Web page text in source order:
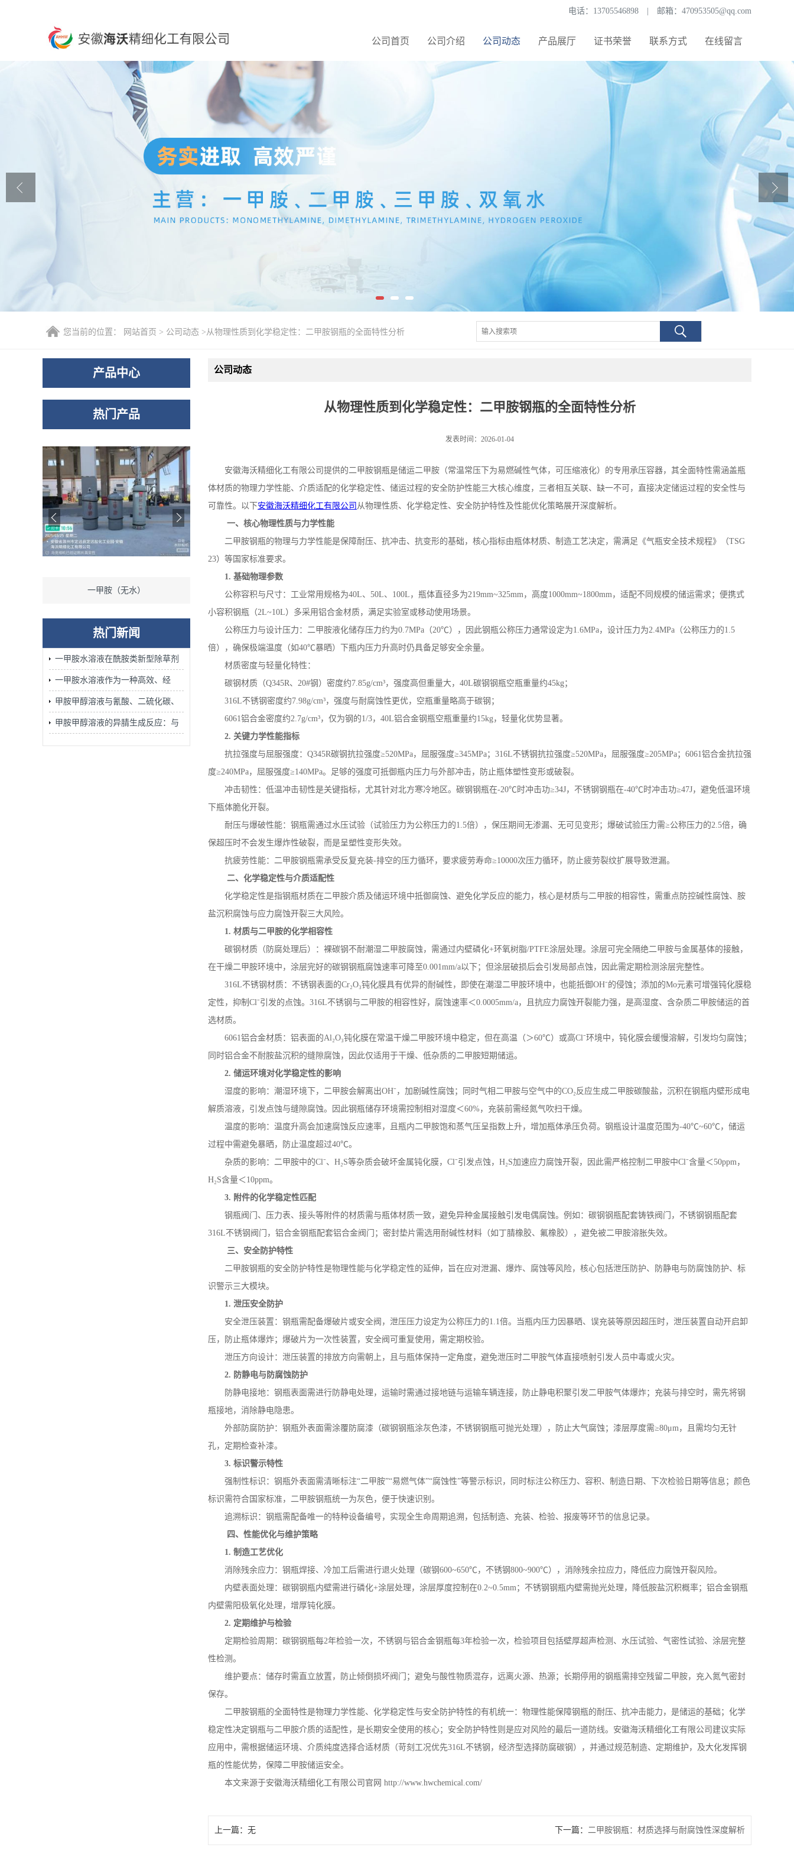
电话： 13705546898 邮箱： 470953505@qq.com
公司首页 公司介绍 公司动态 产品展厅 证书荣誉 联系方式 在线留言
公司首页
联系方式
在线留言
您当前的位置： 网站首页 > 公司动态 > 从物理性质到化学稳定性：二甲胺钢瓶的全面特性分析
产品中心
热门产品
一甲胺（无水） 二甲胺水溶液 二甲胺（无水） 一甲胺水溶液
热门新闻
一甲胺水溶液在酰胺类新型除草剂
的合成中发挥着不可替代的作用
一甲胺水溶液作为一种高效、经
济、安全的胺化试剂广泛应用
甲胺甲醇溶液与氰酸、二硫化碳、
腈、环氧化物的加成反应：含氮杂
甲胺甲醇溶液的异腈生成反应：与
公司动态
从物理性质到化学稳定性：二甲胺钢瓶的全面特性分析
发表时间：2026-01-04
安徽海沃精细化工有限公司提供的二甲胺钢瓶是储运二甲胺（常温常压下为易燃碱性气体，可压缩液化）的专用承压容器，其全面特性需涵盖瓶
体材质的物理力学性能、介质适配的化学稳定性、储运过程的安全防护性能三大核心维度，三者相互关联、缺一不可，直接决定储运过程的安全性与
可靠性。以下安徽海沃精细化工有限公司 从物理性质、化学稳定性、安全防护特性及性能优化策略展开深度解析。
一、核心物理性质与力学性能
二甲胺钢瓶的物理与力学性能是保障耐压、抗冲击、抗变形的基础，核心指标由瓶体材质、制造工艺决定，需满足《气瓶安全技术规程》（TSG
23）等国家标准要求。
1.基础物理参数
公称容积与尺寸：工业常用规格为40L、 50L、 100L ，瓶体直径多为219mm~325mm ，高度1000mm~1800mm ，适配不同规模的储运需求；便携式
小容积钢瓶（2L~10L）多采用铝合金材质，满足实验室或移动使用场景。
公称压力与设计压力：二甲胺液化储存压力约为0.7MPa （20℃），因此钢瓶公称压力通常设定为1.6MPa，设计压力为2.4MPa （公称压力的1.5
倍），确保极端温度（如40℃暴晒）下瓶内压力升高时仍具备足够安全余量。
材质密度与轻量化特性：
碳钢材质（Q345R、 20#钢）密度约7.85g/cm³，强度高但重量大， 40L碳钢钢瓶空瓶重量约45kg；
316L不锈钢密度约7.98g/cm³，强度与耐腐蚀性更优，空瓶重量略高于碳钢；
6061 铝合金密度约2.7g/cm³，仅为钢的1/3， 40L铝合金钢瓶空瓶重量约15kg，轻量化优势显著。
2. 关键力学性能指标
抗拉强度与屈服强度： Q345R碳钢抗拉强度≥520MPa，屈服强度≥345MPa； 316L不锈钢抗拉强度≥520MPa，屈服强度≥205MPa； 6061 铝合金抗拉强
度≥240MPa，屈服强度≥140MPa。足够的强度可抵御瓶内压力与外部冲击，防止瓶体塑性变形或破裂。
冲击韧性：低温冲击韧性是关键指标，尤其针对北方寒冷地区。碳钢钢瓶在-20℃时冲击功≥34J，不锈钢钢瓶在-40℃时冲击功≥47J，避免低温环境
下瓶体脆化开裂。
耐压与爆破性能：钢瓶需通过水压试验（试验压力为公称压力的1.5倍），保压期间无渗漏、无可见变形；爆破试验压力需≥公称压力的2.5倍，确
保超压时不会发生爆炸性破裂，而是呈塑性变形失效。
抗疲劳性能：二甲胺钢瓶需承受反复充装-排空的压力循环，要求疲劳寿命≥10000次压力循环，防止疲劳裂纹扩展导致泄漏。
二、化学稳定性与介质适配性
化学稳定性是指钢瓶材质在二甲胺介质及储运环境中抵御腐蚀、避免化学反应的能力，核心是材质与二甲胺的相容性，需重点防控碱性腐蚀、胺
盐沉积腐蚀与应力腐蚀开裂三大风险。
1.材质与二甲胺的化学相容性
碳钢材质（防腐处理后）：裸碳钢不耐潮湿二甲胺腐蚀，需通过内壁磷化+环氧树脂/PTFE涂层处理。涂层可完全隔绝二甲胺与金属基体的接触，
在干燥二甲胺环境中，涂层完好的碳钢钢瓶腐蚀速率可降至0.001mm/a以下；但涂层破损后会引发局部点蚀，因此需定期检测涂层完整性。
316L不锈钢材质：不锈钢表面的Cr₂O₃钝化膜具有优异的耐碱性，即使在潮湿二甲胺环境中，也能抵御 OH⁻的侵蚀；添加的Mo元素可增强钝化膜稳
定性，抑制 Cl⁻引发的点蚀。 316L不锈钢与二甲胺的相容性好，腐蚀速率＜0.0005mm/a，且抗应力腐蚀开裂能力强，是高湿度、含杂质二甲胺储运的首
选材质。
6061 铝合金材质：铝表面的Al ₂O₃钝化膜在常温干燥二甲胺环境中稳定，但在高温（＞60℃）或高Cl⁻环境中，钝化膜会缓慢溶解，引发均匀腐蚀；
同时铝合金不耐胺盐沉积的缝隙腐蚀，因此仅适用于干燥、低杂质的二甲胺短期储运。
2.储运环境对化学稳定性的影响
湿度的影响：潮湿环境下，二甲胺会解离出OH⁻，加剧碱性腐蚀；同时气相二甲胺与空气中的CO₂反应生成二甲胺碳酸盐，沉积在钢瓶内壁形成电
解质溶液，引发点蚀与缝隙腐蚀。因此钢瓶储存环境需控制相对湿度＜60%，充装前需经氮气吹扫干燥。
温度的影响：温度升高会加速腐蚀反应速率，且瓶内二甲胺饱和蒸气压呈指数上升，增加瓶体承压负荷。钢瓶设计温度范围为-40℃~60℃，储运
过程中需避免暴晒，防止温度超过40℃。
杂质的影响：二甲胺中的Cl⁻、 H₂S等杂质会破坏金属钝化膜， Cl⁻引发点蚀， H₂S加速应力腐蚀开裂，因此需严格控制二甲胺中Cl⁻含量＜50ppm ，
H₂S含量＜10ppm。
3. 附件的化学稳定性匹配
钢瓶阀门、压力表、接头等附件的材质需与瓶体材质一致，避免异种金属接触引发电偶腐蚀。例如：碳钢钢瓶配套铸铁阀门，不锈钢钢瓶配套
316L不锈钢阀门，铝合金钢瓶配套铝合金阀门；密封垫片需选用耐碱性材料（如丁腈橡胶、氟橡胶），避免被二甲胺溶胀失效。
三、安全防护特性
二甲胺钢瓶的安全防护特性是物理性能与化学稳定性的延伸，旨在应对泄漏、爆炸、腐蚀等风险，核心包括泄压防护、防静电与防腐蚀防护、标
识警示三大模块。
1.泄压安全防护
安全泄压装置：钢瓶需配备爆破片或安全阀，泄压压力设定为公称压力的1.1 倍。当瓶内压力因暴晒、误充装等原因超压时，泄压装置自动开启卸
压，防止瓶体爆炸；爆破片为一次性装置，安全阀可重复使用，需定期校验。
泄压方向设计：泄压装置的排放方向需朝上，且与瓶体保持一定角度，避免泄压时二甲胺气体直接喷射引发人员中毒或火灾。
2. 防静电与防腐蚀防护
防静电接地：钢瓶表面需进行防静电处理，运输时需通过接地链与运输车辆连接，防止静电积聚引发二甲胺气体爆炸；充装与排空时，需先将钢
瓶接地，消除静电隐患。
外部防腐防护：钢瓶外表面需涂覆防腐漆（碳钢钢瓶涂灰色漆，不锈钢钢瓶可抛光处理），防止大气腐蚀；漆层厚度需≥80μm ，且需均匀无针
孔，定期检查补漆。
3.标识警示特性
强制性标识：钢瓶外表面需清晰标注“二甲胺”“易燃气体”“腐蚀性”等警示标识，同时标注公称压力、容积、制造日期、下次检验日期等信息；颜色
标识需符合国家标准，二甲胺钢瓶统一为灰色，便于快速识别。
追溯标识：钢瓶需配备唯一的特种设备编号，实现全生命周期追溯，包括制造、充装、检验、报废等环节的信息记录。
四、性能优化与维护策略
1.制造工艺优化
消除残余应力：钢瓶焊接、冷加工后需进行退火处理（碳钢600~650℃，不锈钢800~900℃），消除残余拉应力，降低应力腐蚀开裂风险。
内壁表面处理：碳钢钢瓶内壁需进行磷化+涂层处理，涂层厚度控制在0.2~0.5mm ；不锈钢钢瓶内壁需抛光处理，降低胺盐沉积概率；铝合金钢瓶
内壁需阳极氧化处理，增厚钝化膜。
2. 定期维护与检验
定期检验周期：碳钢钢瓶每2年检验一次，不锈钢与铝合金钢瓶每3年检验一次，检验项目包括壁厚超声检测、水压试验、气密性试验、涂层完整
性检测。
维护要点：储存时需直立放置，防止倾倒损坏阀门；避免与酸性物质混存，远离火源、热源；长期停用的钢瓶需排空残留二甲胺，充入氮气密封
保存。
二甲胺钢瓶的全面特性是物理力学性能、化学稳定性与安全防护特性的有机统一：物理性能保障钢瓶的耐压、抗冲击能力，是储运的基础；化学
稳定性决定钢瓶与二甲胺介质的适配性，是长期安全使用的核心；安全防护特性则是应对风险的最后一道防线。安徽海沃精细化工有限公司建议实际
应用中，需根据储运环境、介质纯度选择合适材质（苛刻工况优先316L不锈钢，经济型选择防腐碳钢），并通过规范制造、定期维护，及大化发挥钢
瓶的性能优势，保障二甲胺储运安全。
本文来源于安徽海沃精细化工有限公司官网 http://www.hwchemical.com/
上一篇：无 下一篇： 二甲胺钢瓶：材质选择与耐腐蚀性深度解析